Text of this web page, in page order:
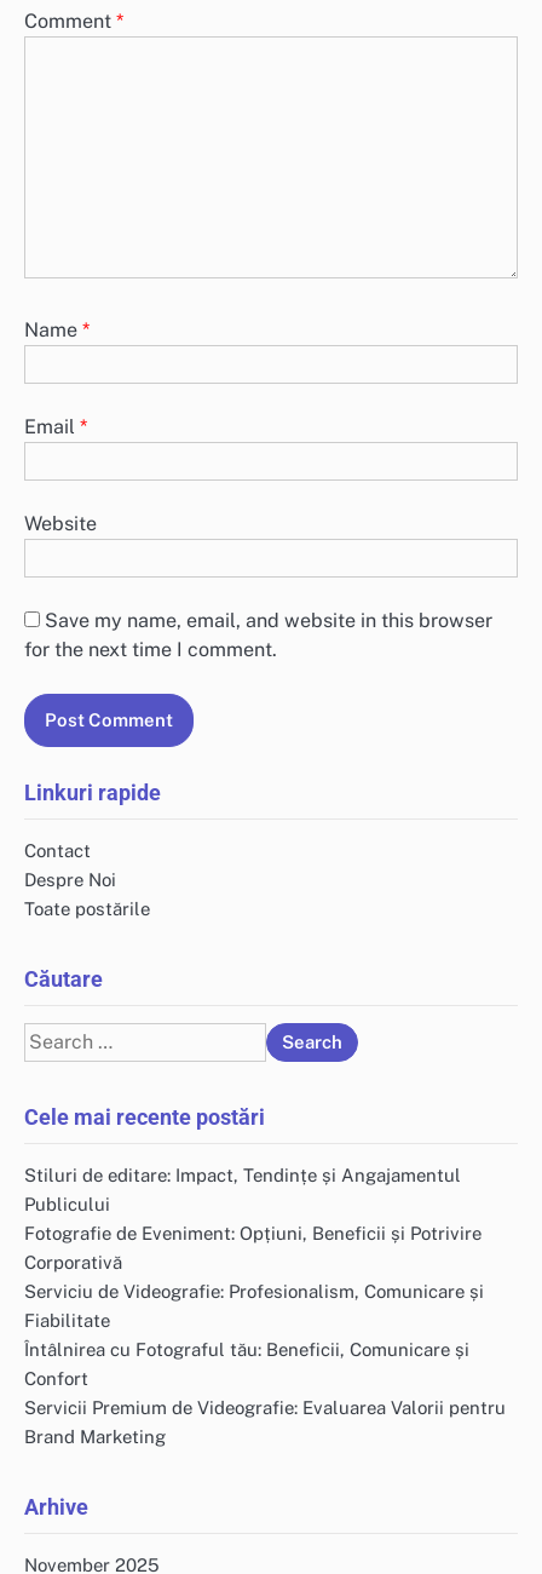
Comment *
Name *
Email *
Website
Save my name, email, and website in this browser
for the next time I comment.
Linkuri rapide
Contact
Despre Noi
Toate postările
Căutare
Search
for:
Cele mai recente postări
Stiluri de editare: Impact, Tendințe și Angajamentul
Publicului
Fotografie de Eveniment: Opțiuni, Beneficii și Potrivire
Corporativă
Serviciu de Videografie: Profesionalism, Comunicare și
Fiabilitate
Întâlnirea cu Fotograful tău: Beneficii, Comunicare și
Confort
Servicii Premium de Videografie: Evaluarea Valorii pentru
Brand Marketing
Arhive
November 2025